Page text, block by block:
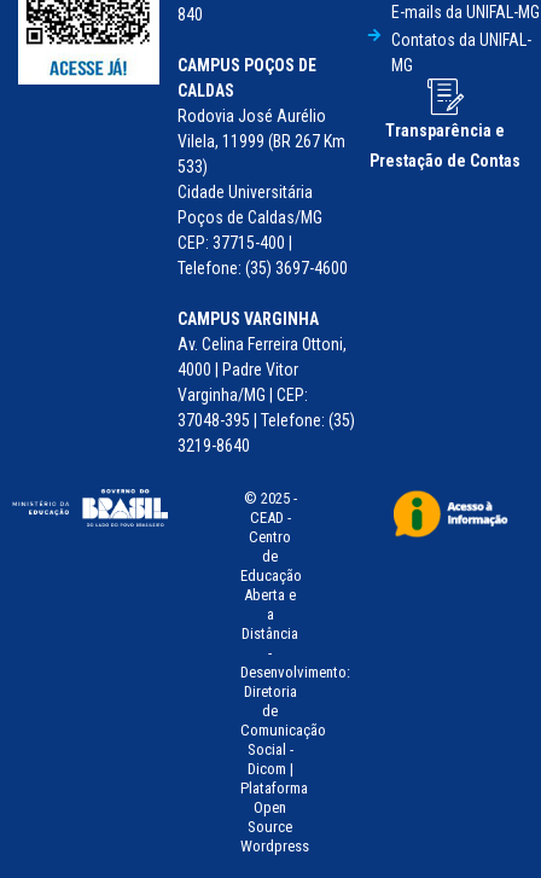
840
CAMPUS POÇOS DE
CALDAS
Rodovia José Aurélio
Vilela, 11999 (BR 267 Km
533)
Cidade Universitária
Poços de Caldas/MG
CEP: 37715-400 |
Telefone: (35) 3697-4600
CAMPUS VARGINHA
Av. Celina Ferreira Ottoni,
4000 | Padre Vitor
Varginha/MG | CEP:
37048-395 | Telefone: (35)
3219-8640
E-mails da UNIFAL-MG
Contatos da UNIFAL-
MG
Transparência e
Prestação de Contas
© 2025 -
CEAD -
Centro
de
Educação
Aberta e
a
Distância
-
Desenvolvimento:
Diretoria
de
Comunicação
Social -
Dicom |
Plataforma
Open
Source
Wordpress